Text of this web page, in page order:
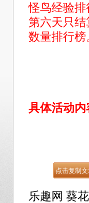
怪鸟经验
第六天只
数量排行榜
具体活动
乐趣网 葵